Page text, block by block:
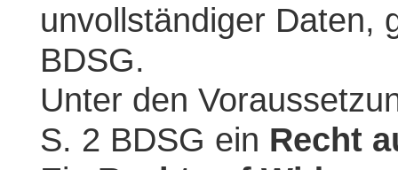
unvollständiger Daten,
BDSG.
Unter den
S. 2 BDSG ein Recht